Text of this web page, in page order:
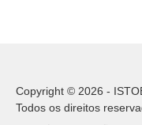
Copyright © 2026 -
Todos os direitos